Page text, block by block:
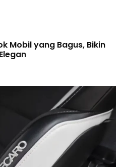
Mobil yang Bagus, Bikin